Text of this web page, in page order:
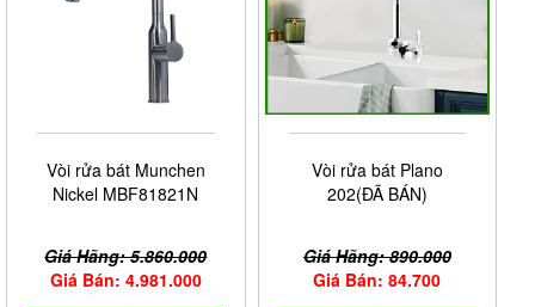
Vòi rửa bát Munchen
Nickel MBF81821N
Giá Hãng: 5.860.000
Giá Bán: 4.981.000
Vòi rửa bát Plano
202(ĐÃ BÁN)
Giá Hãng: 890.000
Giá Bán: 84.700